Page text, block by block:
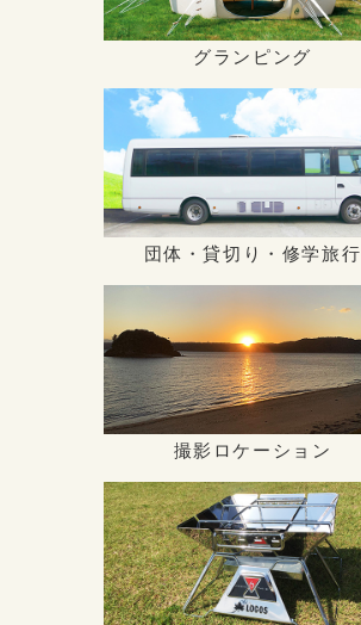
グランピング
団体・貸切り・修学旅行
撮影ロケーション